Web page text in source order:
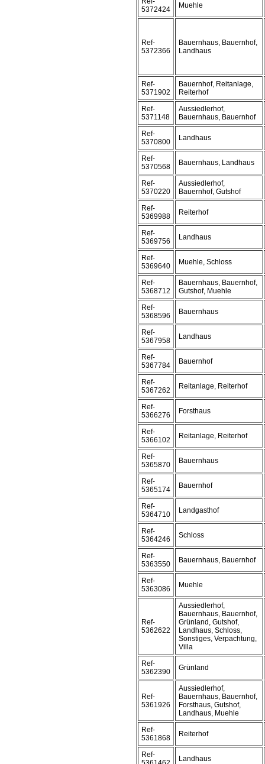
5372424
Muehle
Ref-
5372366
Bauernhaus, Bauernhof,
Landhaus
Ref-
5371902
Bauernhof, Reitanlage,
Reiterhof
Ref-
5371148
Aussiedlerhof,
Bauernhaus, Bauernhof
Ref-
5370800
Landhaus
Ref-
5370568
Bauernhaus, Landhaus
Ref-
5370220
Aussiedlerhof,
Bauernhof, Gutshof
Ref-
5369988
Reiterhof
Ref-
5369756
Landhaus
Ref-
5369640
Muehle, Schloss
Ref-
5368712
Bauernhaus, Bauernhof,
Gutshof, Muehle
Ref-
5368596
Bauernhaus
Ref-
5367958
Landhaus
Ref-
5367784
Bauernhof
Ref-
5367262
Reitanlage, Reiterhof
Ref-
5366276
Forsthaus
Ref-
5366102
Reitanlage, Reiterhof
Ref-
5365870
Bauernhaus
Ref-
5365174
Bauernhof
Ref-
5364710
Landgasthof
Ref-
5364246
Schloss
Ref-
5363550
Bauernhaus, Bauernhof
Ref-
5363086
Muehle
Ref-
5362622
Aussiedlerhof,
Bauernhaus, Bauernhof,
Grünland, Gutshof,
Landhaus, Schloss,
Sonstiges, Verpachtung,
Villa
Ref-
5362390
Grünland
Ref-
5361926
Aussiedlerhof,
Bauernhaus, Bauernhof,
Forsthaus, Gutshof,
Landhaus, Muehle
Ref-
5361868
Reiterhof
Ref-
Landhaus